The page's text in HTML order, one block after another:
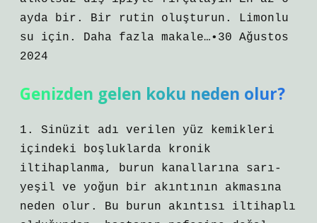
ayda bir. Bir rutin oluşturun. Limonlu
su için. Daha fazla makale…•30 Ağustos
2024
Genizden gelen koku neden olur?
1. Sinüzit adı verilen yüz kemikleri
içindeki boşluklarda kronik
iltihaplanma, burun kanallarına sarı-
yeşil ve yoğun bir akıntının akmasına
neden olur. Bu burun akıntısı iltihaplı